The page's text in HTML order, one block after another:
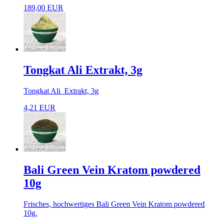
189,00 EUR
Tongkat Ali Extrakt, 3g
Tongkat Ali Extrakt, 3g
4,21 EUR
Bali Green Vein Kratom powdered
10g
Frisches, hochwertiges Bali Green Vein Kratom powdered
10g.